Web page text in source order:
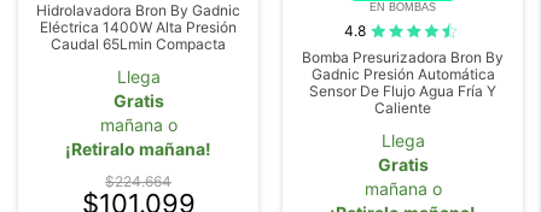
Hidrolavadora Bron By Gadnic
Eléctrica 1400W Alta Presión
Caudal 65Lmin Compacta
Llega
Gratis
mañana o
¡Retiralo mañana!
$224.664
$101.099
EN BOMBAS
4.8
Bomba Presurizadora Bron By
Gadnic Presión Automática
Sensor De Flujo Agua Fría Y
Caliente
Llega
Gratis
mañana o